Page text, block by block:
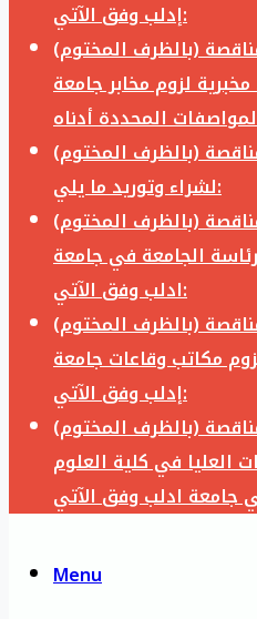
إدلب وفق الآتي:
(بالظرف المختوم)
لزوم مخابر جامعة
(بالظرف المختوم)
لشراء وتوريد ما يلي:
(بالظرف المختوم)
الجامعة في جامعة
ادلب وفق الآتي:
(بالظرف المختوم)
مكاتب وقاعات جامعة
إدلب وفق الآتي:
(بالظرف المختوم)
العليا في كلية العلوم
Menu